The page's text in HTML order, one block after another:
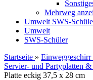
Mehrweg
Umwelt SWS-
Umwelt
SWS-Schüler
Startseite »
Servier- und Partyplatten
Platte eckig 37,5 x 28 cm